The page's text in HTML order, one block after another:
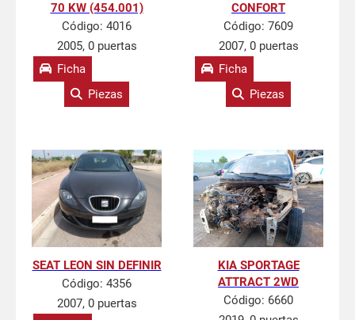
70 KW (454.001)
Código: 4016
2005, 0 puertas
Ficha
Piezas
CONFORT
Código: 7609
2007, 0 puertas
Ficha
Piezas
SEAT LEON SIN DEFINIR
Código: 4356
2007, 0 puertas
KIA SPORTAGE
ATTRACT 2WD
Código: 6660